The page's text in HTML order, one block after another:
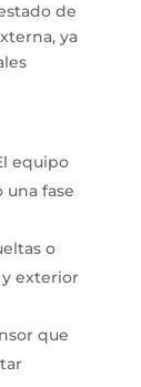
de
ya
equipo
fase
o
exterior
que